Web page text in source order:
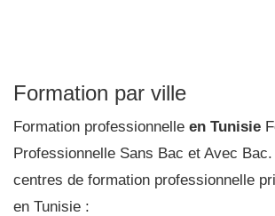
Formation par ville
Formation professionnelle en Tunisie
Professionnelle Sans Bac et Avec
centres de formation professionnelle
en Tunisie :